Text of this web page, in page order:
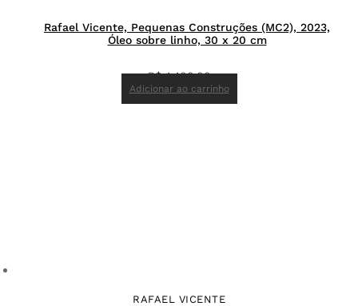
Rafael Vicente, Pequenas Construções (MC2), 2023,
Óleo sobre linho, 30 x 20 cm
R$4.400,00
Adicionar ao carrinho
RAFAEL VICENTE